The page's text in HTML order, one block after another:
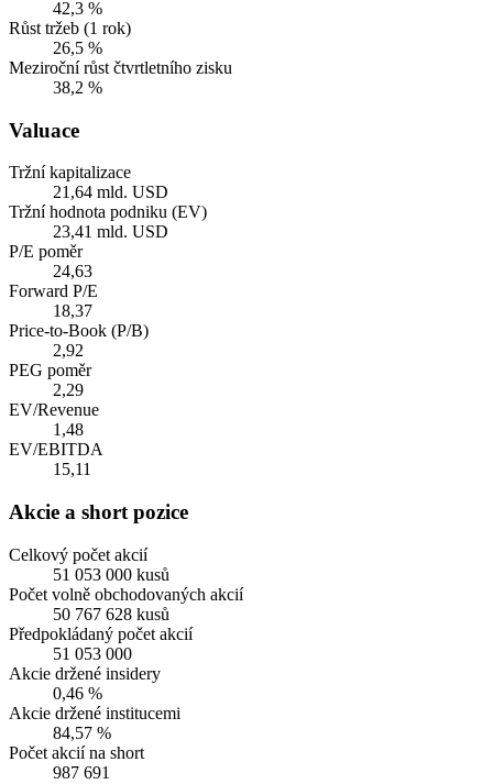
42,3 %
Růst tržeb (1 rok)
26,5 %
Meziroční růst čtvrtletního zisku
38,2 %
Valuace
Tržní kapitalizace
21,64 mld. USD
Tržní hodnota podniku (EV)
23,41 mld. USD
P/E poměr
24,63
Forward P/E
18,37
Price-to-Book (P/B)
2,92
PEG poměr
2,29
EV/Revenue
1,48
EV/EBITDA
15,11
Akcie a short pozice
Celkový počet akcií
51 053 000 kusů
Počet volně obchodovaných akcií
50 767 628 kusů
Předpokládaný počet akcií
51 053 000
Akcie držené insidery
0,46 %
Akcie držené institucemi
84,57 %
Počet akcií na short
987 691